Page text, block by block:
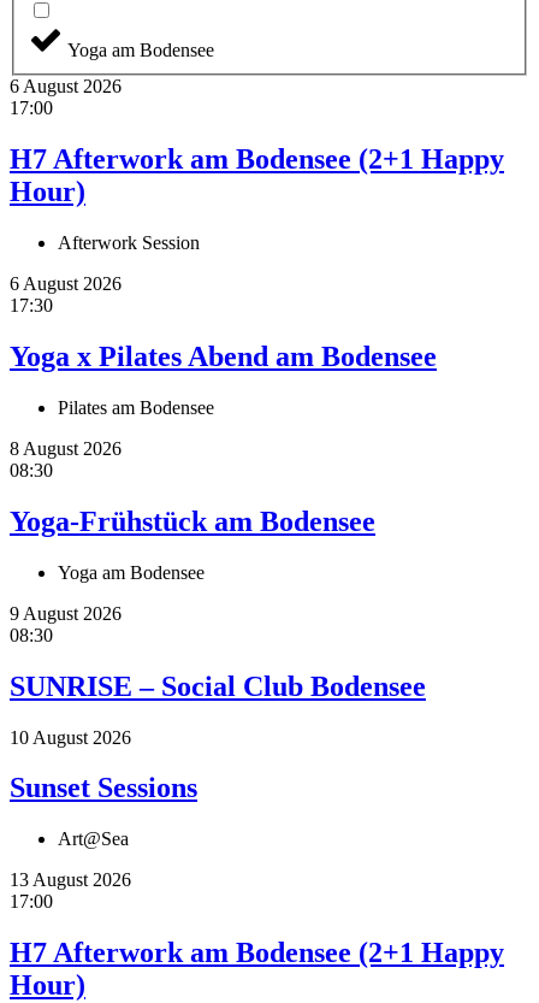
Yoga am Bodensee
6 August 2026
17:00
H7 Afterwork am Bodensee (2+1 Happy
Hour)
Afterwork Session
6 August 2026
17:30
Yoga x Pilates Abend am Bodensee
Pilates am Bodensee
8 August 2026
08:30
Yoga-Frühstück am Bodensee
Yoga am Bodensee
9 August 2026
08:30
SUNRISE – Social Club Bodensee
10 August 2026
Sunset Sessions
Art@Sea
13 August 2026
17:00
H7 Afterwork am Bodensee (2+1 Happy
Hour)